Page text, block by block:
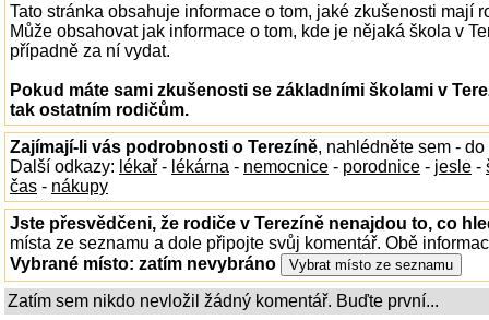
Tato stránka obsahuje informace o tom, jaké zkušenosti mají
Může obsahovat jak informace o tom, kde je nějaká škola v
případně za ní vydat.
Pokud máte sami zkušenosti se základními školami v
tak ostatním rodičům.
Zajímají-li vás podrobnosti o Terezíně, nahlédněte sem - do
Další odkazy: lékař - lékárna - nemocnice - porodnice - jesle -
čas - nákupy
Jste přesvědčeni, že rodiče v Terezíně nenajdou to, co
místa ze seznamu a dole připojte svůj komentář. Obě
Vybrané místo: zatím nevybráno
Zatím sem nikdo nevložil žádný komentář. Buďte první...